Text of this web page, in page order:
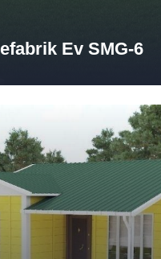
Ev SMG-6